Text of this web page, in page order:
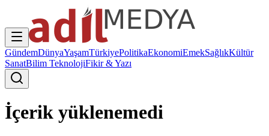
GündemDünyaYaşamTürkiyePolitikaEkonomiEmekSağlıkKültür
SanatBilim TeknolojiFikir & Yazı
İçerik yüklenemedi